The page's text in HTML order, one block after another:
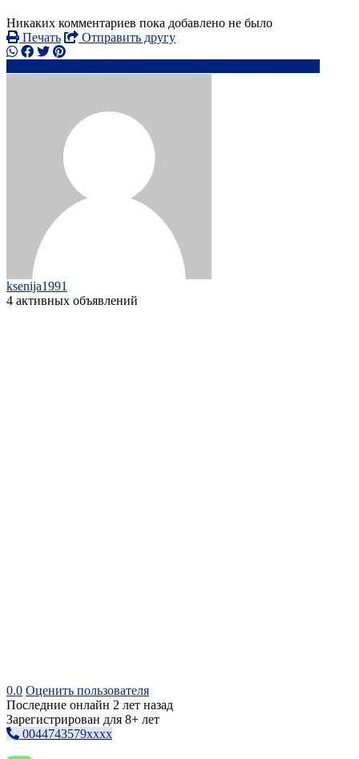
Никаких комментариев пока добавлено не было
Печать
Отправить другу
ksenija1991
4 активных объявлений
0.0 Оценить пользователя
Последние онлайн 2 лет назад
Зарегистрирован для 8+ лет
0044743579xxxx